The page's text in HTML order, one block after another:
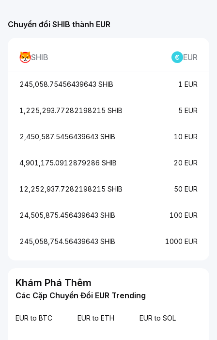
Chuyển đổi SHIB thành EUR
SHIB EUR
245,058.75456439643 SHIB 1 EUR
1,225,293.77282198215 SHIB 5 EUR
2,450,587.5456439643 SHIB 10 EUR
4,901,175.0912879286 SHIB 20 EUR
12,252,937.7282198215 SHIB 50 EUR
24,505,875.456439643 SHIB 100 EUR
245,058,754.56439643 SHIB 1000 EUR
Khám Phá Thêm
Các Cặp Chuyển Đổi EUR Trending
EUR to BTC EUR to ETH EUR to SOL